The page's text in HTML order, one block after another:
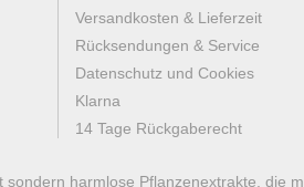
Versandkosten & Lieferzeit
Rücksendungen & Service
Datenschutz und Cookies
Klarna
14 Tage Rückgaberecht
sondern harmlose Pflanzenextrakte, die